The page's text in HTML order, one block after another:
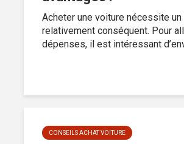
Acheter une voiture nécessite
relativement conséquent. Pour
dépenses, il est intéressant
CONSEILS ACHAT VOITURE